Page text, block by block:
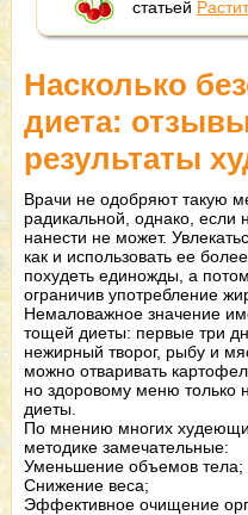
статьей
Насколько
диета:
результаты
Врачи не одобряют такую
радикальной, однако, если
нанести не может.
как и использовать ее
похудеть единожды, а
ограничив употребление
Немаловажное значение
тощей диеты: первые три
нежирный творог, рыбу и
можно отваривать
но здоровому меню только
диеты.
По мнению многих
методике замечательные:
Уменьшение объемов тела;
Снижение веса;
Эффективное очищение